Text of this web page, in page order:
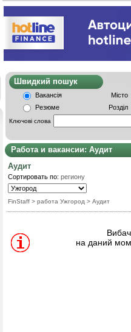
Швидкий
Вакансія
Місто
Резюме
Розділ
Ключові слова
Работа и вакансии: Аудит
Аудит
Сортировать по: региону
FinStaff > работа Ужгород > Аудит
на даний